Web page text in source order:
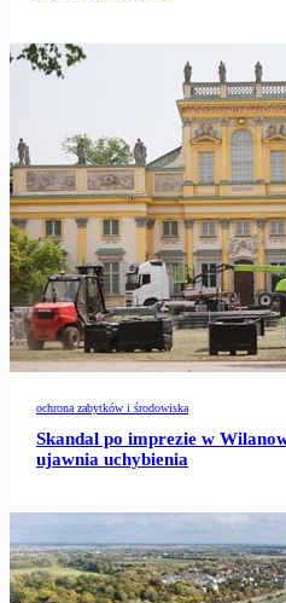
ochrona zabytków i środowiska
Skandal po imprezie w
ujawnia uchybienia